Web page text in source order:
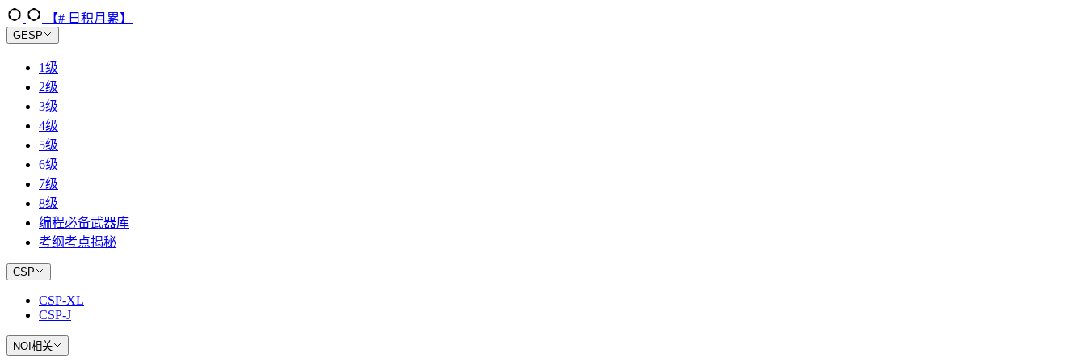
【# 日积月累】
GESP
1级
2级
3级
4级
5级
6级
7级
8级
编程必备武器库
考纲考点揭秘
CSP
CSP-XL
CSP-J
NOI相关